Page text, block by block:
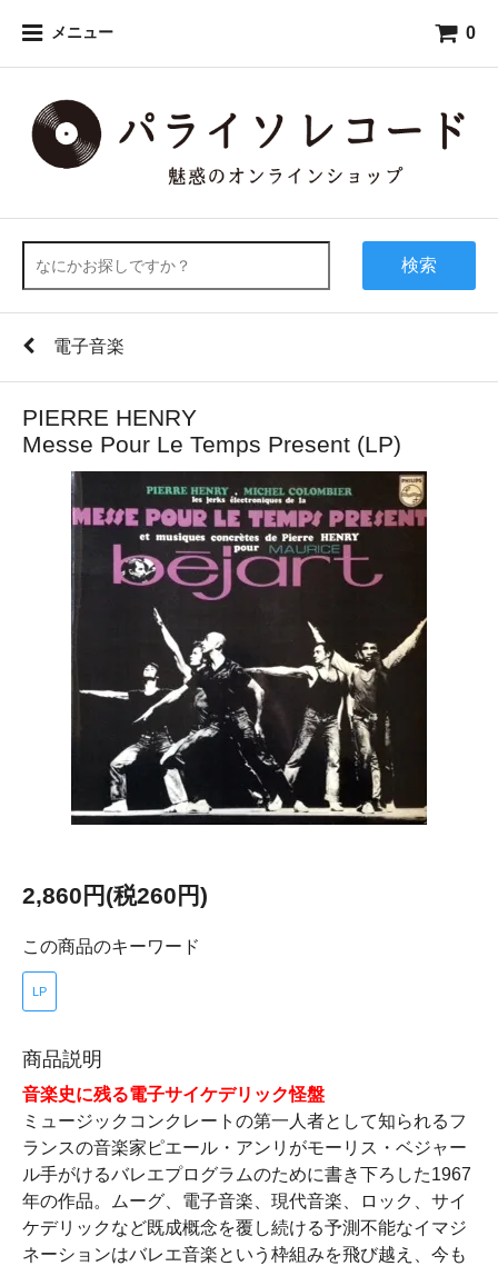
メニュー 0
検索
電子音楽
PIERRE HENRY
Messe Pour Le Temps Present (LP)
2,860円(税260円)
この商品のキーワード
LP
商品説明
音楽史に残る電子サイケデリック怪盤
ミュージックコンクレートの第一人者として知られるフ
ランスの音楽家ピエール・アンリがモーリス・ベジャー
ル手がけるバレエプログラムのために書き下ろした1967
年の作品。ムーグ、電子音楽、現代音楽、ロック、サイ
ケデリックなど既成概念を覆し続ける予測不能なイマジ
ネーションはバレエ音楽という枠組みを飛び越え、今も